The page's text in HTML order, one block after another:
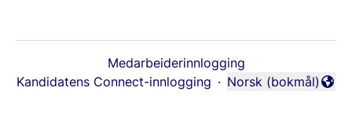
Medarbeiderinnlogging
Kandidatens Connect-innlogging ·
Endre språk
Norsk (bokmål)